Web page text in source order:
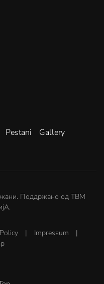
Pestani
Gallery
Поддржано од ТВМ
.
| Impressum |